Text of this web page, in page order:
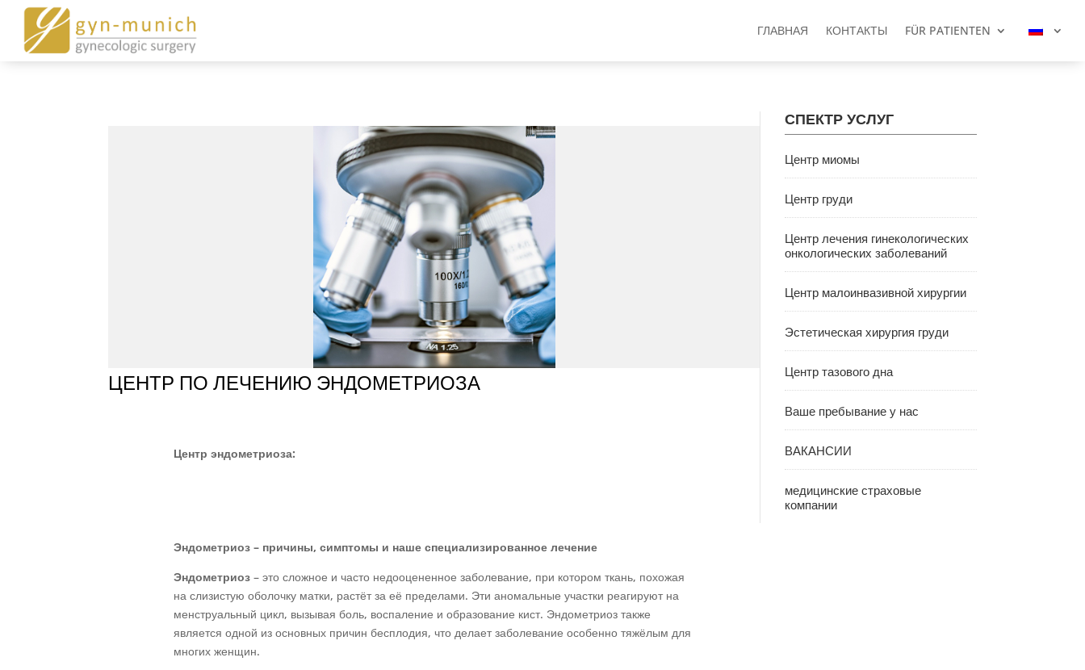
ГЛАВНАЯ КОНТАКТЫ FÜR PATIENTEN
ГЛАВНАЯ КОНТАКТЫ FÜR PATIENTEN
ЦЕНТР ПО ЛЕЧЕНИЮ ЭНДОМЕТРИОЗА
Центр эндометриоза:
Эндометриоз – причины, симптомы и наше специализированное лечение
Эндометриоз – это сложное и часто недооцененное заболевание, при котором ткань, похожая
на слизистую оболочку матки, растёт за её пределами. Эти аномальные участки реагируют на
менструальный цикл, вызывая боль, воспаление и образование кист. Эндометриоз также
является одной из основных причин бесплодия, что делает заболевание особенно тяжёлым для
многих женщин.
СПЕКТР УСЛУГ
Центр миомы
Центр груди
Центр лечения гинекологических
онкологических заболеваний
Центр малоинвазивной хирургии
Эстетическая хирургия груди
Центр тазового дна
Ваше пребывание у нас
ВАКАНСИИ
медицинские страховые
компании